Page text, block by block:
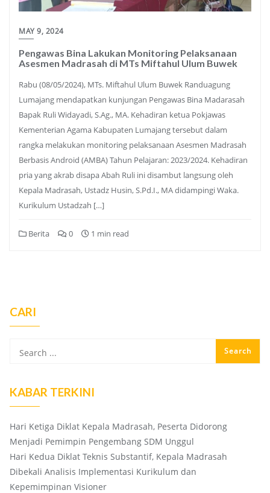
MAY 9, 2024
Pengawas Bina Lakukan Monitoring Pelaksanaan
Asesmen Madrasah di MTs Miftahul Ulum Buwek
Rabu (08/05/2024), MTs. Miftahul Ulum Buwek Randuagung
Lumajang mendapatkan kunjungan Pengawas Bina Madarasah
Bapak Ruli Widayadi, S.Ag., MA. Kehadiran ketua Pokjawas
Kementerian Agama Kabupaten Lumajang tersebut dalam
rangka melakukan monitoring pelaksanaan Asesmen Madrasah
Berbasis Android (AMBA) Tahun Pelajaran: 2023/2024. Kehadiran
pria yang akrab disapa Abah Ruli ini disambut langsung oleh
Kepala Madrasah, Ustadz Husin, S.Pd.I., MA didampingi Waka.
Kurikulum Ustadzah […]
Berita 0 1 min read
CARI
KABAR TERKINI
Hari Ketiga Diklat Kepala Madrasah, Peserta Didorong
Menjadi Pemimpin Pengembang SDM Unggul
Hari Kedua Diklat Teknis Substantif, Kepala Madrasah
Dibekali Analisis Implementasi Kurikulum dan
Kepemimpinan Visioner